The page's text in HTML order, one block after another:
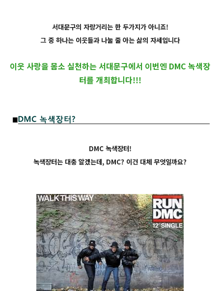
서대문구의 자랑거리는 한 두가지가 아니죠!
그 중 하나는 이웃들과 나눌 줄 아는 삶의 자세입니다
이웃 사랑을 몸소 실천하는 서대문구에서 이번엔 DMC 녹색장
터를 개최합니다!!!
DMC 녹색장터!
녹색장터는 대충 알겠는데, DMC? 이건 대체 무엇일까요?